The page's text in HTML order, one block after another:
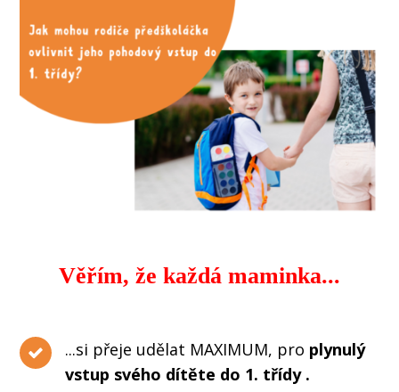
Věřím, že každá maminka...
...si přeje udělat MAXIMUM, pro plynulý
vstup svého dítěte do 1. třídy.